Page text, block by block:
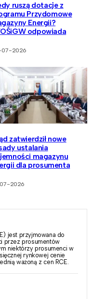
ruszą dotacje z
Przydomowe
Energii?
odpowiada
07-2026
zatwierdził nowe
ustalania
magazynu
dla prosumenta
2026
jest przyjmowana do
przez prosumentów
niektórzy prosumenci w
rynkowej cenie
ważoną z cen RCE.